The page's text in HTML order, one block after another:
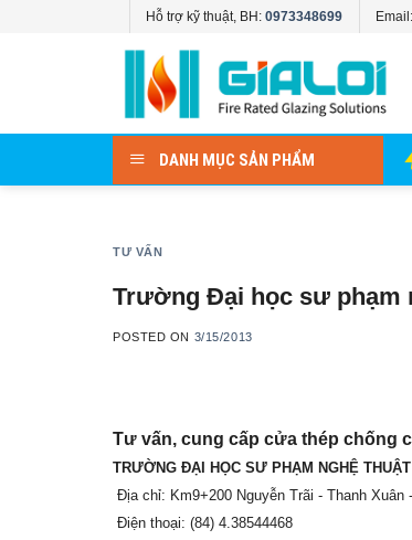
Hỗ trợ kỹ thuật, BH: 0973348699 Email:
DANH MỤC SẢN PHẨM
TƯ VẤN
Trường Đại học sư phạm
POSTED ON 3/15/2013
Tư vấn, cung cấp cửa thép chống
TRƯỜNG ĐẠI HỌC SƯ PHẠM NGHỆ
Địa chỉ: Km9+200 Nguyễn Trãi - Thanh Xuân -
Điện thoại: (84) 4.38544468